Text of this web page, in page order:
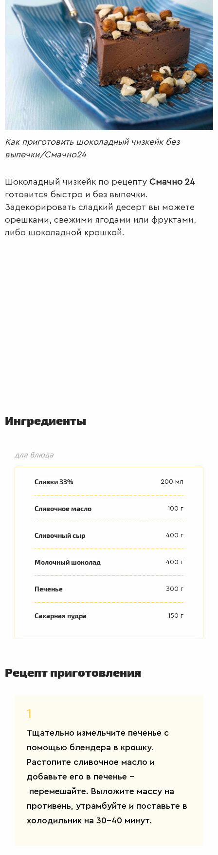
ВТОРЫЕ
БЛЮДА
РАДІО КРАСА КІНО
LIFESTYLE FASHION ТРАДИЦІЇ
Как приготовить шоколадный чизкейк без
выпечки/Смачно24
Шоколадный чизкейк по рецепту Смачно 24
готовится быстро и без выпечки.
Задекорировать сладкий десерт вы можете
орешками, свежими ягодами или фруктами,
либо шоколадной крошкой.
Ингредиенты
для блюда
Сливки 33% 200 мл
Сливочное масло 100 г
Сливочный сыр 400 г
Молочный шоколад 400 г
Печенье 300 г
Сахарная пудра 150 г
Рецепт приготовления
1
Тщательно измельчите печенье с
помощью блендера в крошку.
Растопите сливочное масло и
добавьте его в печенье –
перемешайте. Выложите массу на
противень, утрамбуйте и поставьте в
холодильник на 30-40 минут.